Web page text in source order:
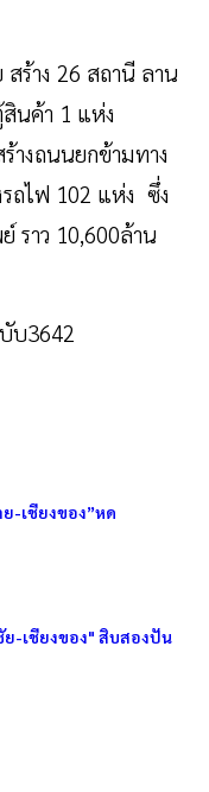
สร้าง 26 สถานี ลาน
นค้า 1 แห่ง
างถนนยกข้ามทาง
ถไฟ 102 แห่ง ซึ่ง
ราว 10,600ล้าน
บ3642
-เชียงของ”หด
ย-เชียงของ" สิบสองปัน